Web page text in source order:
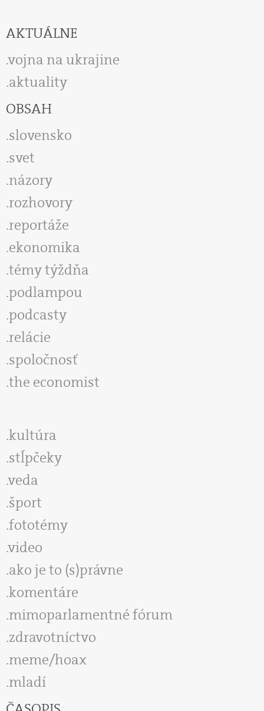
AKTUÁLNE
vojna na ukrajine
aktuality
OBSAH
slovensko
svet
názory
rozhovory
reportáže
ekonomika
témy týždňa
podlampou
podcasty
relácie
spoločnosť
the economist
kultúra
stĺpčeky
veda
šport
fototémy
video
ako je to (s)právne
komentáre
mimoparlamentné fórum
zdravotníctvo
meme/hoax
mladí